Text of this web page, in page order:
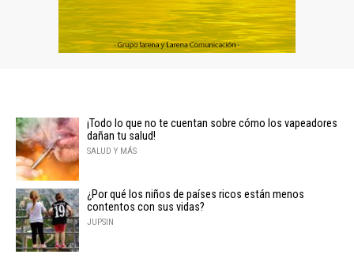
¡Todo lo que no te cuentan sobre cómo los vapeadores
dañan tu salud!
SALUD Y MÁS
¿Por qué los niños de países ricos están menos
contentos con sus vidas?
JUPSIN